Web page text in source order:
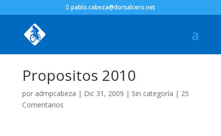
pablo.cabeza@dorsalcero.net
Propositos 2010
por admpcabeza | Dic 31, 2009 | Sin categoría | 25
Comentarios